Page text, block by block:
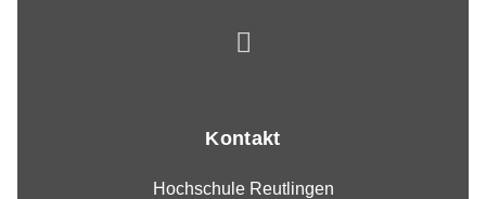
Kontakt
Hochschule Reutlingen